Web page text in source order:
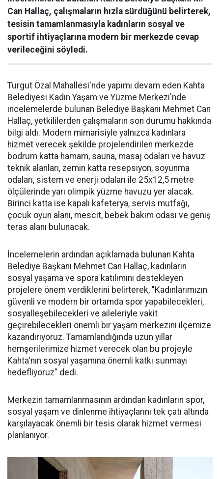
Can Hallaç, çalışmaların hızla sürdüğünü belirterek,
tesisin tamamlanmasıyla kadınların sosyal ve
sportif ihtiyaçlarına modern bir merkezde cevap
verileceğini söyledi.
Turgut Özal Mahallesi'nde yapımı devam eden Kahta
Belediyesi Kadın Yaşam ve Yüzme Merkezi'nde
incelemelerde bulunan Belediye Başkanı Mehmet Can
Hallaç, yetkililerden çalışmaların son durumu hakkında
bilgi aldı. Modern mimarisiyle yalnızca kadınlara
hizmet verecek şekilde projelendirilen merkezde
bodrum katta hamam, sauna, masaj odaları ve havuz
teknik alanları, zemin katta resepsiyon, soyunma
odaları, sistem ve enerji odaları ile 25x12,5 metre
ölçülerinde yarı olimpik yüzme havuzu yer alacak.
Birinci katta ise kapalı kafeterya, servis mutfağı,
çocuk oyun alanı, mescit, bebek bakım odası ve geniş
teras alanı bulunacak.
İncelemelerin ardından açıklamada bulunan Kahta
Belediye Başkanı Mehmet Can Hallaç, kadınların
sosyal yaşama ve spora katılımını destekleyen
projelere önem verdiklerini belirterek, "Kadınlarımızın
güvenli ve modern bir ortamda spor yapabilecekleri,
sosyalleşebilecekleri ve aileleriyle vakit
geçirebilecekleri önemli bir yaşam merkezini ilçemize
kazandırıyoruz. Tamamlandığında uzun yıllar
hemşerilerimize hizmet verecek olan bu projeyle
Kahta'nın sosyal yaşamına önemli katkı sunmayı
hedefliyoruz" dedi.
Merkezin tamamlanmasının ardından kadınların spor,
sosyal yaşam ve dinlenme ihtiyaçlarını tek çatı altında
karşılayacak önemli bir tesis olarak hizmet vermesi
planlanıyor.